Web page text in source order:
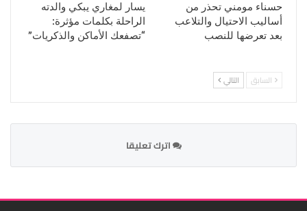
حسناء مومني تحذر من
أساليب الاحتيال والتلاعب
بعد تعرضها للنصب
يسار لمغاري يبكي والدته
الراحلة بكلمات مؤثرة:
“تصفعك الأماكن والذكريات”
السابق التالي
اترك تعليقا